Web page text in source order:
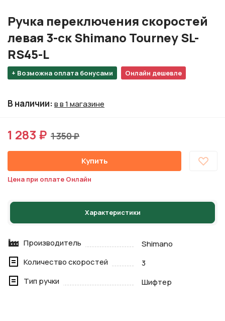
+ Возможна оплата бонусами Онлайн дешевле
Ручка переключения скоростей
левая 3-ск Shimano Tourney SL-
RS45-L
В наличии:в в 1 магазине
1 283 ₽ 1 350 ₽
Купить
Цена при оплате Онлайн
Характеристики
Производитель
Shimano
Количество скоростей
3
Тип ручки
Шифтер